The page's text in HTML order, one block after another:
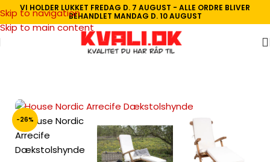
Skip to navigation
Skip to main content
VI HOLDER LUKKET FREDAG D. 7 AUGUST - ALLE ORDRE BLIVER
BEHANDLET MANDAG D. 10 AUGUST
Tilbehør Havemøbler
-26%